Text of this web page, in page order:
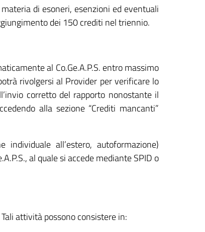
di esoneri, esenzioni ed eventuali
dei 150 crediti nel triennio.
al Co.Ge.A.P.S. entro massimo
rivolgersi al Provider per verificare lo
corretto del rapporto nonostante il
alla sezione “Crediti mancanti”
all’estero, autoformazione)
al quale si accede medianteSPID o
attività possono consistere in: